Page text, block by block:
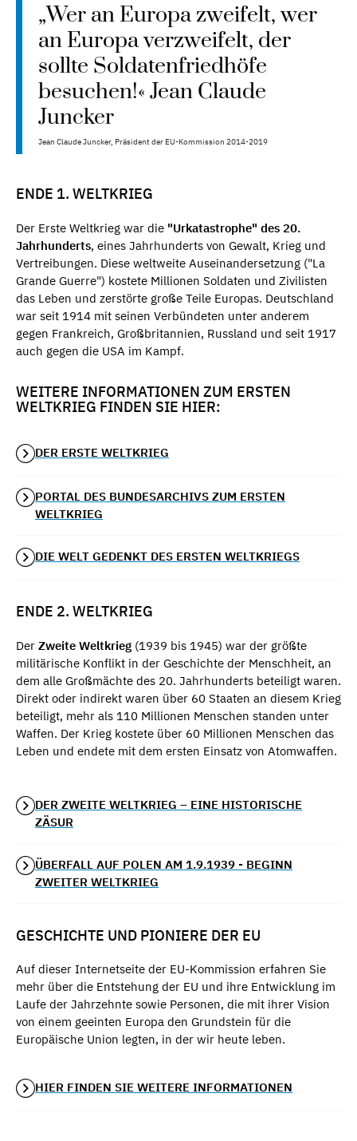
„Wer an Europa zweifelt, wer
an Europa verzweifelt, der
sollte Soldatenfriedhöfe
besuchen!« Jean Claude
Juncker
Jean Claude Juncker, Präsident der EU-Kommission 2014-2019
ENDE 1. WELTKRIEG
Der Erste Weltkrieg war die "Urkatastrophe" des 20.
Jahrhunderts, eines Jahrhunderts von Gewalt, Krieg und
Vertreibungen. Diese weltweite Auseinandersetzung ("La
Grande Guerre") kostete Millionen Soldaten und Zivilisten
das Leben und zerstörte große Teile Europas. Deutschland
war seit 1914 mit seinen Verbündeten unter anderem
gegen Frankreich, Großbritannien, Russland und seit 1917
auch gegen die USA im Kampf.
WEITERE INFORMATIONEN ZUM ERSTEN
WELTKRIEG FINDEN SIE HIER:
DER ERSTE WELTKRIEG
PORTAL DES BUNDESARCHIVS ZUM ERSTEN
WELTKRIEG
DIE WELT GEDENKT DES ERSTEN WELTKRIEGS
ENDE 2. WELTKRIEG
Der Zweite Weltkrieg (1939 bis 1945) war der größte
militärische Konflikt in der Geschichte der Menschheit, an
dem alle Großmächte des 20. Jahrhunderts beteiligt waren.
Direkt oder indirekt waren über 60 Staaten an diesem Krieg
beteiligt, mehr als 110 Millionen Menschen standen unter
Waffen. Der Krieg kostete über 60 Millionen Menschen das
Leben und endete mit dem ersten Einsatz von Atomwaffen.
DER ZWEITE WELTKRIEG – EINE HISTORISCHE
ZÄSUR
ÜBERFALL AUF POLEN AM 1.9.1939 - BEGINN
ZWEITER WELTKRIEG
GESCHICHTE UND PIONIERE DER EU
Auf dieser Internetseite der EU-Kommission erfahren Sie
mehr über die Entstehung der EU und ihre Entwicklung im
Laufe der Jahrzehnte sowie Personen, die mit ihrer Vision
von einem geeinten Europa den Grundstein für die
Europäische Union legten, in der wir heute leben.
HIER FINDEN SIE WEITERE INFORMATIONEN